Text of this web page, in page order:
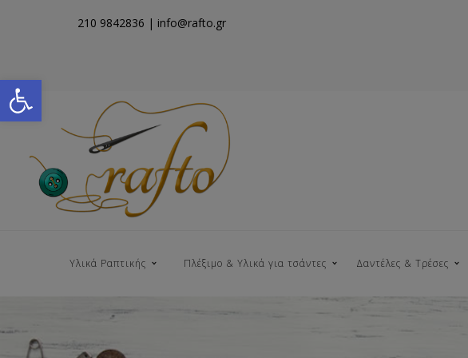
Open toolbar
210 9842836 | info@rafto.gr
Υλικά Ραπτικής Πλέξιμο & Υλικά για τσάντες Δαντέλες & Τρέσες